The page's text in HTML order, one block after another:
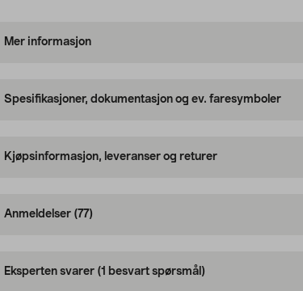
Mer informasjon
Spesifikasjoner, dokumentasjon og ev. faresymboler
Kjøpsinformasjon, leveranser og returer
Anmeldelser (77)
Eksperten svarer (1 besvart spørsmål)